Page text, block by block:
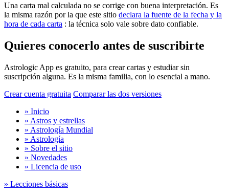
Una carta mal calculada no se corrige con buena interpretación. Es
la misma razón por la que este sitio declara la fuente de la fecha y la
hora de cada carta : la técnica solo vale sobre dato confiable.
Quieres conocerlo antes de suscribirte
Astrologic App es gratuito, para crear cartas y estudiar sin
suscripción alguna. Es la misma familia, con lo esencial a mano.
Crear cuenta gratuita Comparar las dos versiones
» Inicio
» Astros y estrellas
» Astrología Mundial
» Astrología
» Sobre el sitio
» Novedades
» Licencia de uso
» Lecciones básicas